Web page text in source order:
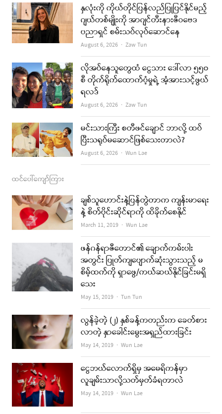
e
b
o
k
t
a
g
a
m
t
u
b
e
i
l
နှလုံးကို ကိုယ်တိုင်ပြန်လည်ပြုပြင်နိုင်မည့်
ဂျယ်တစ်မျိုးကို အာဂျင်တီးနားဇီဝဗေဒ
ပညာရှင် စမ်းသပ်လုပ်ဆောင်နေ
August 6, 2026 Author
Zaw Tun
လိုအပ်နေသူတွေထံ ငွေသား ဒေါ်လာ ၅၅၀
စီ တိုက်ရိုက်ထောက်ပံ့မှုရဲ့ အံ့အားသင့်ဖွယ်
ရလဒ်
August 6, 2026 Author
Zaw Tun
မင်းသားကြီး စတီဖင်ချောင် ဘာလို့ ထပ်
ပြီးသရုပ်မဆောင်ဖြစ်သေးတာလဲ?
August 6, 2026 Author
Wun Lae
ထင်ပေါ်ကျော်ကြား
ချစ်သူဟောင်းနဲ့ပြန်တွဲတာက ကျန်းမာရေး
နဲ့ စိတ်ပိုင်းဆိုင်ရာကို ထိခိုက်စေနိုင်
March 11, 2019 Author
Wun Lae
ဖန်ဂန်ရာဇီတောင်၏ ချောက်ကမ်းပါး
အတွင်း ပြုတ်ကျပျောက်ဆုံးသွားသည့် မ
စိမ့်ထက်ကို ရှာဖွေ/ကယ်ဆယ်နိုင်ခြင်းမရှိ
သေး
May 15, 2019 Author
Tun Tun
လွန်ခဲ့တဲ့ (၂) နှစ်ခန့်ကတည်းက ခေတ်စား
လာတဲ့ နှာခေါင်းမွေးအရှည်ထားခြင်း
May 14, 2019 Author
Wun Lae
ငွေဘယ်လောက်ရှိမှ အမေရိကန်မှာ
လူချမ်းသာလို့သတ်မှတ်ခံရတာလဲ
May 14, 2019 Author
Wun Lae